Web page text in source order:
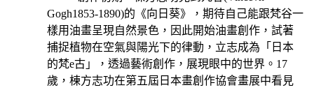
Gogh1853-1890)的《向日葵》，期待自己能跟梵谷一
樣用油畫呈現自然景色，因此開始油畫創作，試著
捕捉植物在空氣與陽光下的律動，立志成為「日本
的梵e古」，透過藝術創作，展現眼中的世界。 17
歲，棟方志功在第五屆日本畫創作協會畫展中看見